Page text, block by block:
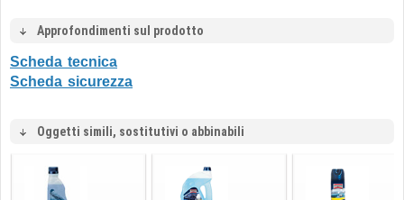
Approfondimenti sul prodotto
Scheda tecnica
Scheda sicurezza
Oggetti simili, sostitutivi o abbinabili